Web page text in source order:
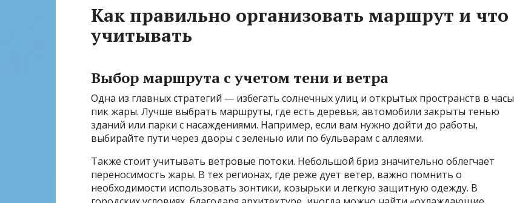
Как правильно организовать маршрут и что
учитывать
Выбор маршрута с учетом тени и ветра
Одна из главных стратегий — избегать солнечных улиц и открытых пространств в часы
пик жары. Лучше выбрать маршруты, где есть деревья, автомобили закрыты тенью
зданий или парки с насаждениями. Например, если вам нужно дойти до работы,
выбирайте пути через дворы с зеленью или по бульварам с аллеями.
Также стоит учитывать ветровые потоки. Небольшой бриз значительно облегчает
переносимость жары. В тех регионах, где реже дует ветер, важно помнить о
необходимости использовать зонтики, козырьки и легкую защитную одежду. В